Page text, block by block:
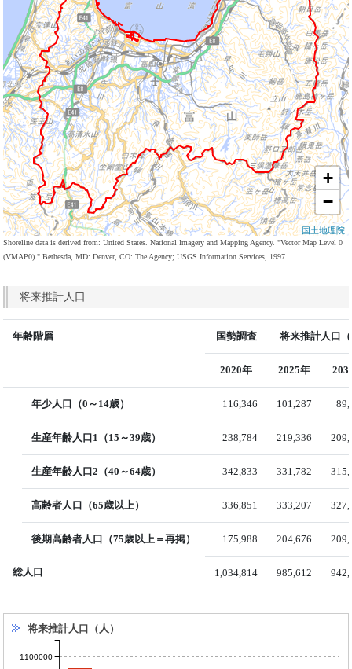
+
−
国土地理院
Shoreline data is derived from: United States. National Imagery and Mapping Agency. "Vector Map Level 0
(VMAP0)." Bethesda, MD: Denver, CO: The Agency; USGS Information Services, 1997.
将来推計人口
年齢階層 国勢調査 将来推計人口
2020年 2025年
年少人口（0～14歳） 116,346 101,287
生産年齢人口1（15～39歳） 238,784 219,336
生産年齢人口2（40～64歳） 342,833 331,782
高齢者人口（65歳以上） 336,851 333,207
後期高齢者人口（75歳以上＝再掲） 175,988 204,676
総人口 1,034,814 985,612
将来推計人口（人）
1100000